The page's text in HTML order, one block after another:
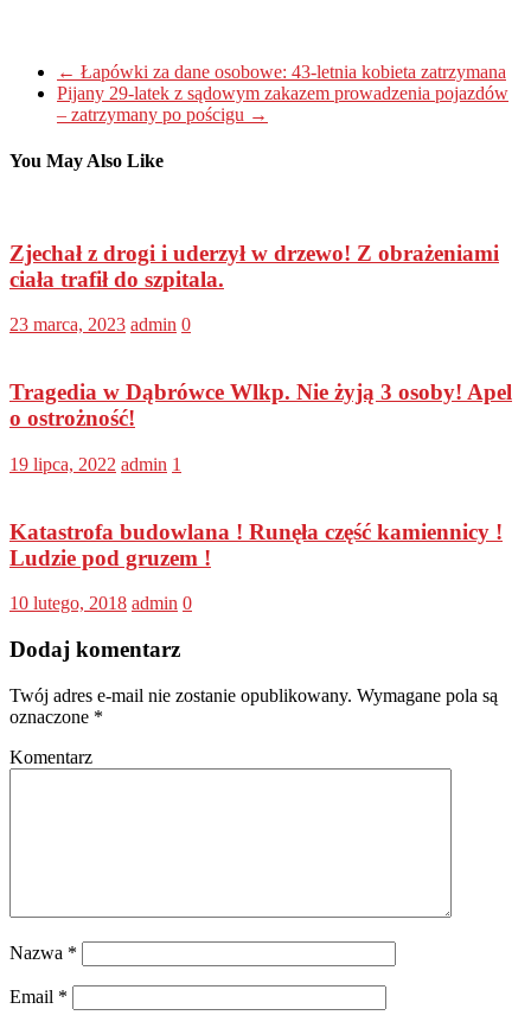
← Łapówki za dane osobowe: 43-letnia kobieta zatrzymana
Pijany 29-latek z sądowym zakazem prowadzenia pojazdów
– zatrzymany po pościgu →
You May Also Like
Zjechał z drogi i uderzył w drzewo! Z obrażeniami
ciała trafił do szpitala.
23 marca, 2023 admin 0
Tragedia w Dąbrówce Wlkp. Nie żyją 3 osoby! Apel
o ostrożność!
19 lipca, 2022 admin 1
Katastrofa budowlana ! Runęła część kamiennicy !
Ludzie pod gruzem !
10 lutego, 2018 admin 0
Dodaj komentarz
Twój adres e-mail nie zostanie opublikowany. Wymagane pola są
oznaczone *
Komentarz
Nazwa *
Email *